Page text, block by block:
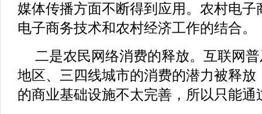
媒体传播方面不断得到应用。农村电子
电子商务技术和农村经济工作的结合。
二是农民网络消费的释放。互联网
地区、三四线城市的消费的潜力被释放
的商业基础设施不太完善，所以只能通